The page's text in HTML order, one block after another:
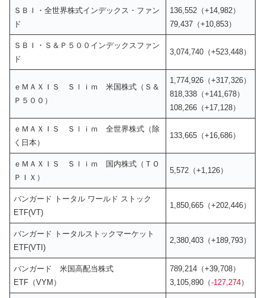
ＳＢＩ・全世界株式インデックス・ファン
ド
136,552（+14,982）
79,437（+10,853）
ＳＢＩ・Ｓ＆Ｐ５００インデックスファン
ド
3,074,740（+523,448）
ｅＭＡＸＩＳ Ｓｌｉｍ 米国株式（Ｓ＆
Ｐ５００）
1,774,926（+317,326）
818,338（+141,678）
108,266（+17,128）
ｅＭＡＸＩＳ Ｓｌｉｍ 全世界株式（除
く日本）
133,665（+16,686）
ｅＭＡＸＩＳ Ｓｌｉｍ 国内株式（ＴＯ
ＰＩＸ）
5,572（+1,126）
バンガード トータル ワールド ストック
ETF(VT)
1,850,665（+202,446）
バンガード トータルストックマーケット
ETF(VTI)
2,380,403（+189,793）
バンガード 米国高配当株式
ETF（VYM）
789,214（+39,708）
3,105,890（-127,274）